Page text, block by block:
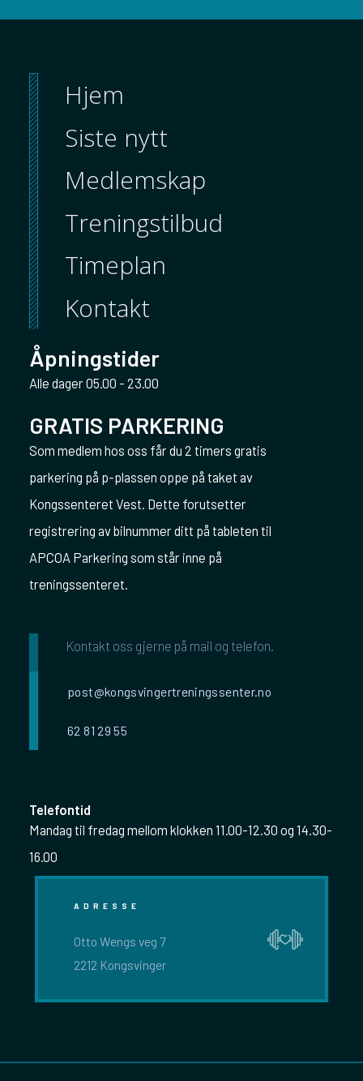
Hjem
Siste nytt
Medlemskap
Treningstilbud
Timeplan
Kontakt
Åpningstider
Alle dager 05.00 - 23.00
GRATIS PARKERING
Som medlem hos oss får du 2 timers gratis
parkering på p-plassen oppe på taket av
Kongssenteret Vest. Dette forutsetter
registrering av bilnummer ditt på tableten til
APCOA Parkering som står inne på
treningssenteret.
Kontakt oss gjerne på mail og telefon.
post@kongsvingertreningssenter.no
62 81 29 55
Telefontid
Mandag til fredag mellom klokken 11.00-12.30 og 14.30-
16.00
ADRESSE
Otto Wengs veg 7
2212 Kongsvinger